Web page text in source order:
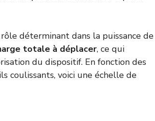
déterminant dans la puissance de
totale à déplacer, ce qui
du dispositif. En fonction des
coulissants, voici une échelle de